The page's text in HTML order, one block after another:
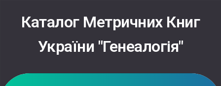
contentКаталог Метричних Книг
України "Генеалогія"